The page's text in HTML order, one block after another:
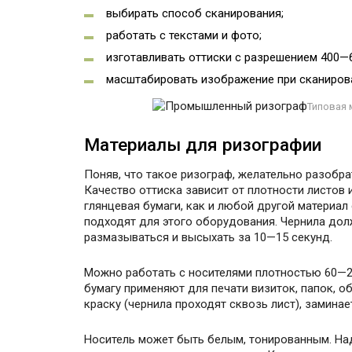
выбирать способ сканирования;
работать с текстами и фото;
изготавливать оттиски с разрешением
масштабировать изображение при
Типовая
Материалы для ризографии
Поняв, что такое ризограф, желательно
Качество оттиска зависит от плотности листов
глянцевая бумаги, как и любой другой
подходят для этого оборудования. Чернила
размазываться и высыхать за 10—15 секунд.
Можно работать с носителями плотностью
бумагу применяют для печати визиток, папок,
краску (чернила проходят сквозь лист),
Носитель может быть белым, тонированным.